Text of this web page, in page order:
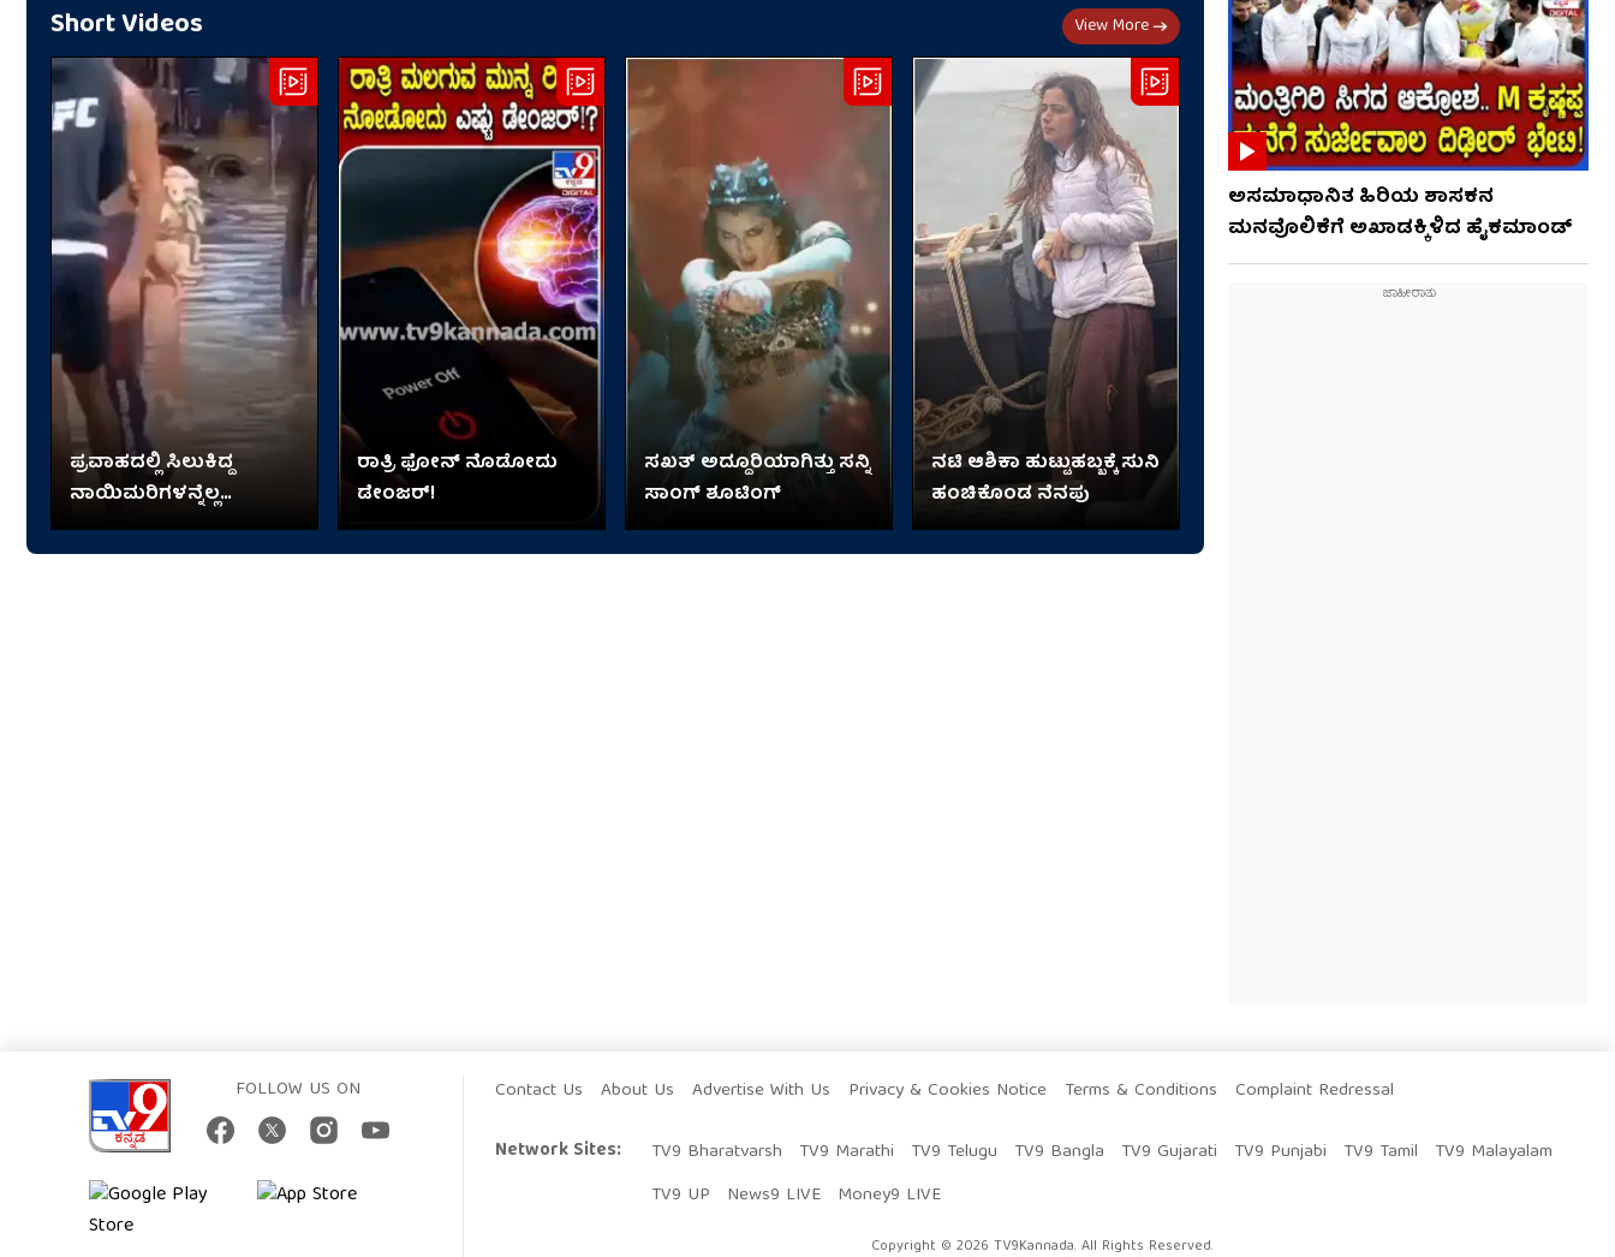
Short Videos View More
ಪ್ರವಾಹದಲ್ಲಿ ಸಿಲುಕಿದ್ದ
ನಾಯಿಮರಿಗಳನ್ನೆಲ್ಲ
ತಬ್ಬಿಕೊಂಡು ಬಂದ ಬಾಲಕಿ!
ರಾತ್ರಿ ಫೋನ್​​ ನೊಡೋದು
ಡೇಂಜರ್!
ಸಖತ್ ಅದ್ದೂರಿಯಾಗಿತ್ತು ಸನ್ನಿ
ಸಾಂಗ್ ಶೂಟಿಂಗ್
ನಟಿ ಆಶಿಕಾ ಹುಟ್ಟುಹಬ್ಬಕ್ಕೆ ಸುನಿ
ಹಂಚಿಕೊಂಡ ನೆನಪು
ಅಸಮಾಧಾನಿತ ಹಿರಿಯ ಶಾಸಕನ
ಮನವೊಲಿಕೆಗೆ ಅಖಾಡಕ್ಕಿಳಿದ ಹೈಕಮಾಂಡ್
FOLLOW US ON Contact Us About Us Advertise With Us Privacy & Cookies Notice Terms & Conditions
Complaint Redressal
Network Sites:
TV9 Bharatvarsh TV9 Marathi TV9 Telugu TV9 Bangla TV9 Gujarati TV9 Punjabi TV9 Tamil
TV9 Malayalam
TV9 UP
News9 LIVE Money9 LIVE
Copyright © 2026 TV9Kannada. All Rights Reserved.